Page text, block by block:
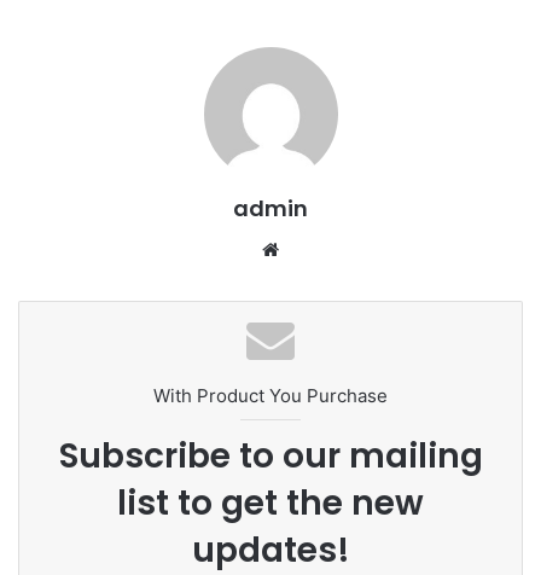
admin
te
With Product You Purchase
Subscribe to our mailing
list to get the new
updates!